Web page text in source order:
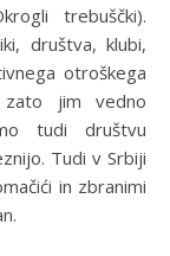
trebuščki).
društva, klubi,
otroškega
jim vedno
tudi društvu
Tudi v Srbiji
in zbranimi